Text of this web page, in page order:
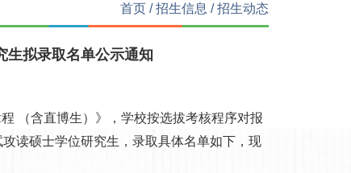
首页 /招生信息 /招生动态
生拟录取名单公示通知
（含直博生）》，学校按选拔考核程序对报
读硕士学位研究生，录取具体名单如下，现